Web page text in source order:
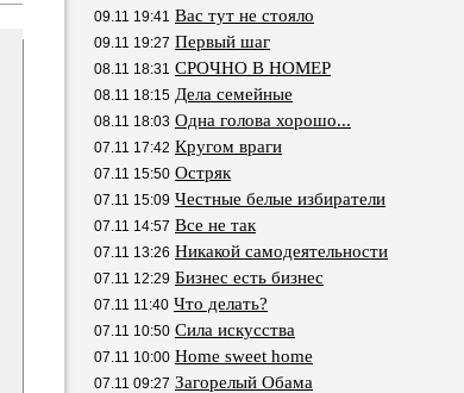
09.11 19:41 Вас тут не стояло
09.11 19:27 Первый шаг
08.11 18:31 СРОЧНО В НОМЕР
08.11 18:15 Дела семейные
08.11 18:03 Одна голова хорошо...
07.11 17:42 Кругом враги
07.11 15:50 Остряк
07.11 15:09 Честные белые избиратели
07.11 14:57 Все не так
07.11 13:26 Никакой самодеятельности
07.11 12:29 Бизнес есть бизнес
07.11 11:40 Что делать?
07.11 10:50 Сила искусства
07.11 10:00 Home sweet home
07.11 09:27 Загорелый Обама